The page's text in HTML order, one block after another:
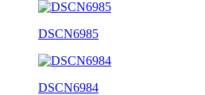
DSCN6985
DSCN6984